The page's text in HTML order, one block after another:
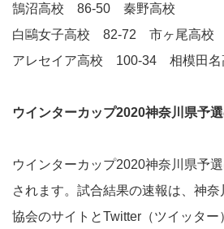
鵠沼高校 86-50 秦野高校
白鷗女子高校 82-72 市ヶ尾高校
アレセイア高校 100-34 相模田名
ウインターカップ2020神奈川県予
ウインターカップ2020神奈川県予
されます。試合結果の速報は、神
協会のサイトとTwitter（ツイッター